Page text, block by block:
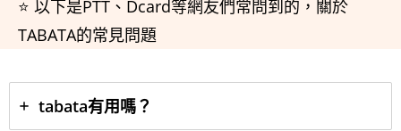
⭐ 以下是PTT、Dcard等網友們常問到的，關於
TABATA的常見問題
tabata有用嗎？